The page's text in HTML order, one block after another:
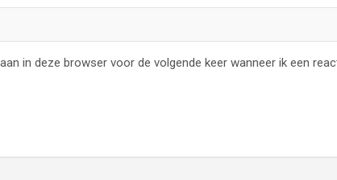
in deze browser voor de volgende keer wanneer ik een